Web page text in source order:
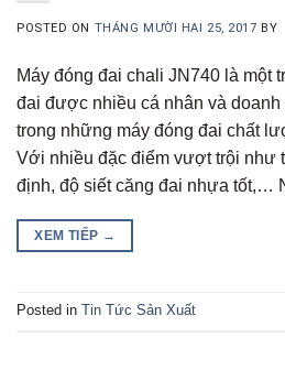
POSTED ON THÁNG MƯỜI HAI 25, 2017 BY
Máy đóng đai chali JN740 là một
đai được nhiều cá nhân và
trong những máy đóng đai chất
Với nhiều đặc điểm vượt trội như
định, độ siết căng đai nhựa tốt,…
XEM TIẾP →
Posted in Tin Tức Sản Xuất